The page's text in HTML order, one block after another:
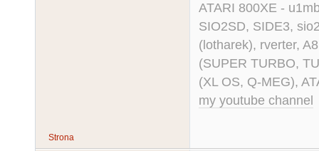
ATARI 800XE -
SIO2SD, SIDE3,
(lotharek), rverter,
(SUPER TURBO,
(XL OS, Q-MEG),
my youtube channel
Strona